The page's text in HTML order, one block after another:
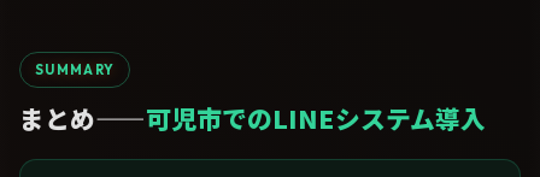
SUMMARY
まとめ——可児市でのLINEシステム導入